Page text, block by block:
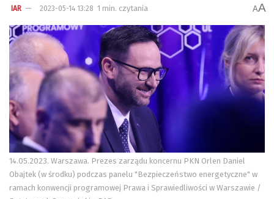
IAR 2023-05-14 13:28 1 min. czytania AA
14.05.2023. Warszawa. Prezes zarządu koncernu PKN Orlen Daniel
Obajtek (w środku) podczas panelu "Bezpieczeństwo energetyczne" w
ramach konwencji programowej Prawa i Sprawiedliwości w Warszawie /